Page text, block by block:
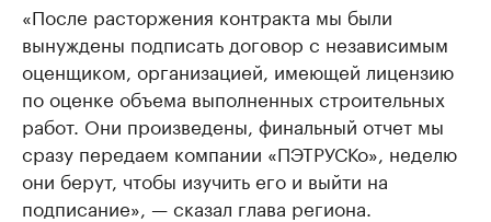
«После расторжения контракта мы были
вынуждены подписать договор с независимым
оценщиком, организацией, имеющей лицензию
по оценке объема выполненных строительных
работ. Они произведены, финальный отчет мы
сразу передаем компании «ПЭТРУСКо», неделю
они берут, чтобы изучить его и выйти на
подписание», — сказал глава региона.